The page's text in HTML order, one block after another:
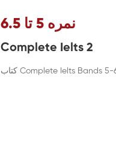
نمره 5 تا 6.5
Complete Ielts 2